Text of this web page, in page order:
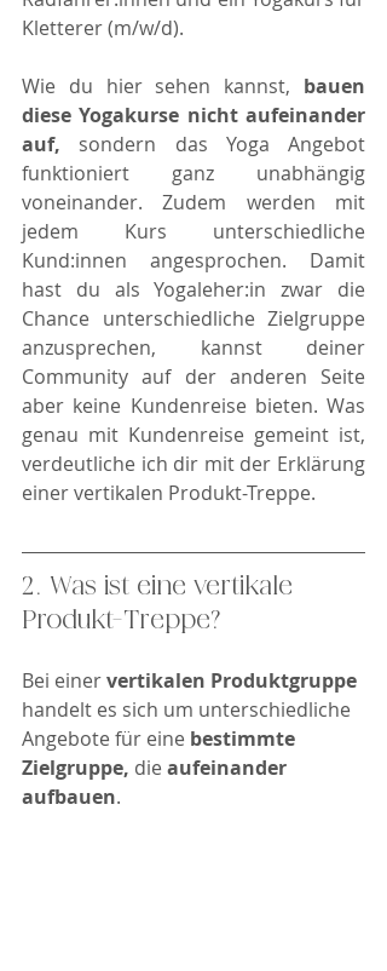
Kletterer (m/w/d).
Wie du hier sehen kannst, bauen
diese Yogakurse nicht aufeinander
auf, sondern das Yoga Angebot
funktioniert ganz unabhängig
voneinander. Zudem werden mit
jedem Kurs unterschiedliche
Kund:innen angesprochen. Damit
hast du als Yogaleher:in zwar die
Chance unterschiedliche Zielgruppe
anzusprechen, kannst deiner
Community auf der anderen Seite
aber keine Kundenreise bieten. Was
genau mit Kundenreise gemeint ist,
verdeutliche ich dir mit der Erklärung
einer vertikalen Produkt-Treppe.
2. Was ist eine vertikale
Produkt-Treppe?
Bei einer vertikalen Produktgruppe
handelt es sich um unterschiedliche
Angebote für eine bestimmte
Zielgruppe, die aufeinander
aufbauen.